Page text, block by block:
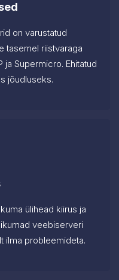
on varustatud
tasemel riistvaraga
ja Supermicro. Ehitatud
jõudluseks.
ülihead kiirus ja
veebiserveri
ilma probleemideta.